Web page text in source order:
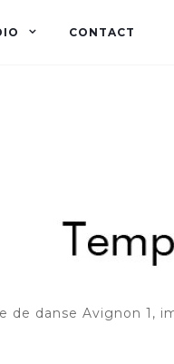
CONTACT
de danse Avignon 1,